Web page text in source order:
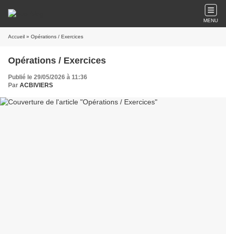
MENU
Accueil » Opérations / Exercices
Opérations / Exercices
Publié le 29/05/2026 à 11:36
Par ACBIVIERS